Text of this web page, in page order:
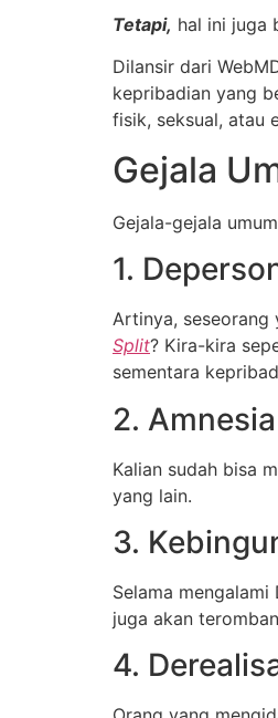
Tetapi, hal ini juga
Dilansir dari
kepribadian yang
fisik, seksual, atau
Gejala
Gejala-gejala umum
1.
Artinya, seseorang
Split? Kira-kira
sementara
2. Amnesia
Kalian sudah bisa
yang lain.
3.
Selama
juga akan
4.